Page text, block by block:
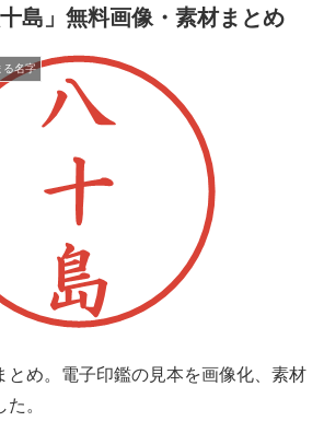
島」無料画像・素材まとめ
る名字
とめ。電子印鑑の見本を画像化、素材
。